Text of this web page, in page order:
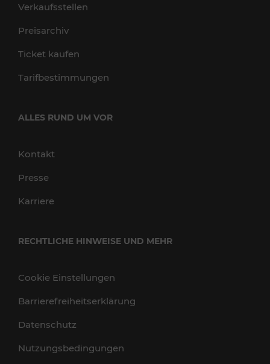
Verkaufsstellen
Preisarchiv
Ticket kaufen
Tarifbestimmungen
ALLES RUND UM VOR
Kontakt
Presse
Karriere
RECHTLICHE HINWEISE UND MEHR
Cookie Einstellungen
Barrierefreiheitserklärung
Datenschutz
Nutzungsbedingungen